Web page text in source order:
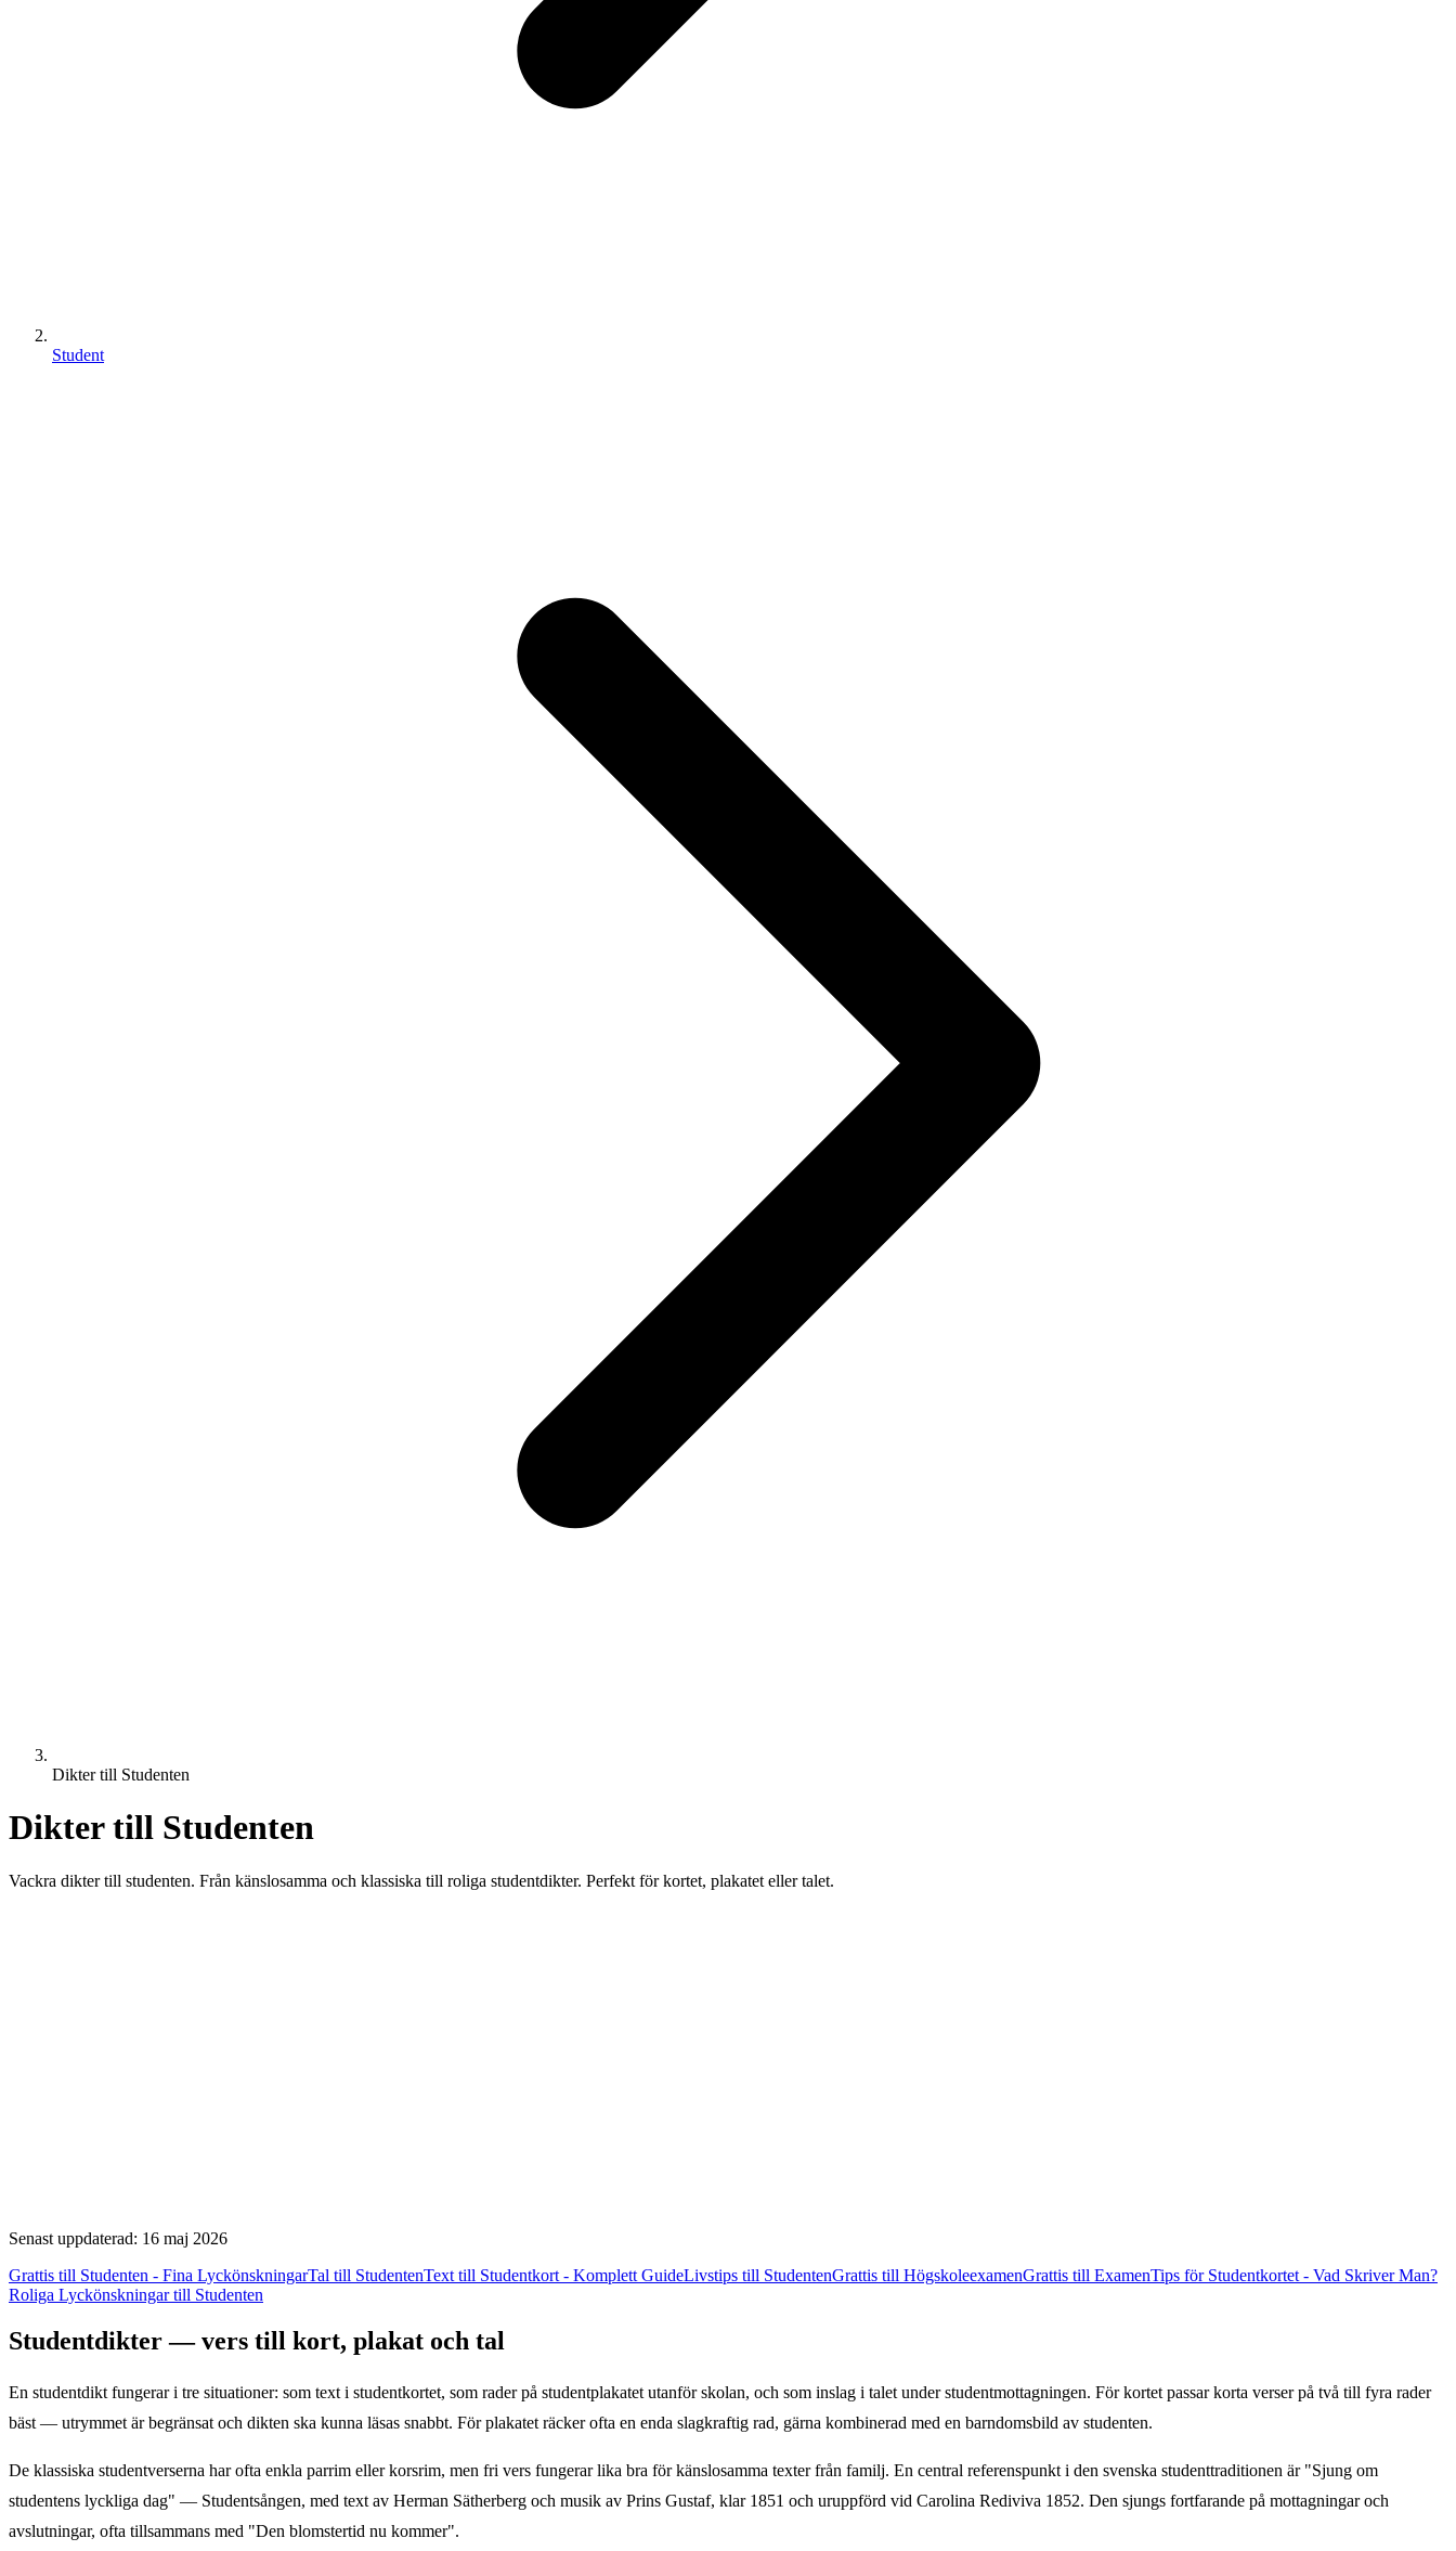
Student
Dikter till Studenten
Dikter till Studenten
Vackra dikter till studenten. Från känslosamma och klassiska till roliga studentdikter. Perfekt för kortet, plakatet eller talet.
Senast uppdaterad: 16 maj 2026
Grattis till Studenten - Fina LyckönskningarTal till StudentenText till Studentkort - Komplett GuideLivstips till StudentenGrattis till HögskoleexamenGrattis till ExamenTips för Studentkortet - Vad Skriver Man?
Roliga Lyckönskningar till Studenten
Studentdikter — vers till kort, plakat och tal
En studentdikt fungerar i tre situationer: som text i studentkortet, som rader på studentplakatet utanför skolan, och som inslag i talet under studentmottagningen. För kortet passar korta verser på två till fyra rader
bäst — utrymmet är begränsat och dikten ska kunna läsas snabbt. För plakatet räcker ofta en enda slagkraftig rad, gärna kombinerad med en barndomsbild av studenten.
De klassiska studentverserna har ofta enkla parrim eller korsrim, men fri vers fungerar lika bra för känslosamma texter från familj. En central referenspunkt i den svenska studenttraditionen är "Sjung om
studentens lyckliga dag" — Studentsången, med text av Herman Sätherberg och musik av Prins Gustaf, klar 1851 och uruppförd vid Carolina Rediviva 1852. Den sjungs fortfarande på mottagningar och
avslutningar, ofta tillsammans med "Den blomstertid nu kommer".